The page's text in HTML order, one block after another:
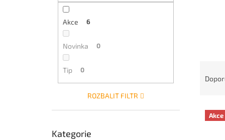
Akce 6
Novinka 0
Tip 0
ROZBALIT FILTR
kategorie
Kategorie
nV Akce